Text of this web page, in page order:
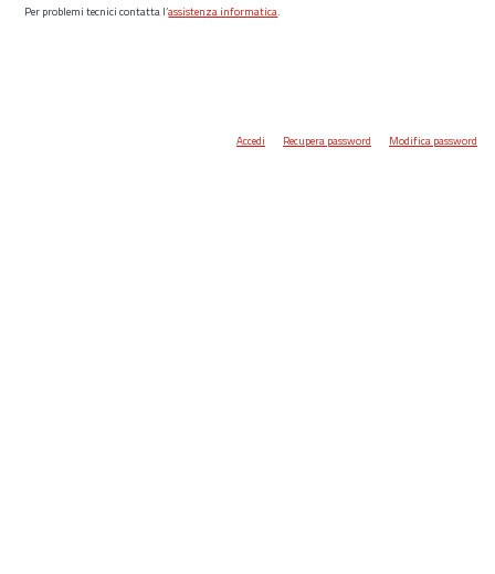
Per problemi tecnici contatta l’assistenza informatica.
Accedi Recupera password Modifica password